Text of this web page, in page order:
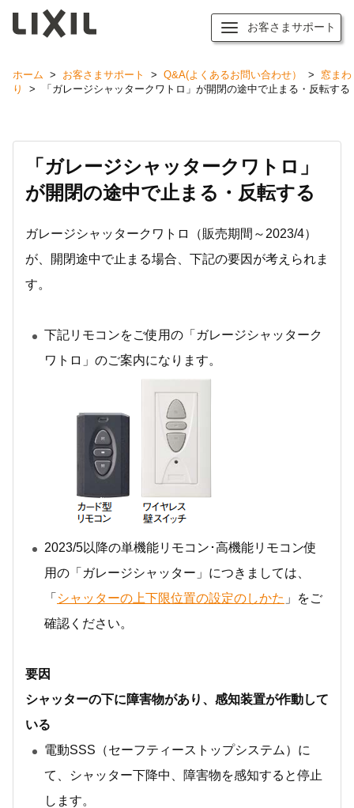
お客さまサポート
ホーム > お客さまサポート > Q&A(よくあるお問い合わせ） >
窓まわ
り
> 「ガレージシャッタークワトロ」が開閉の途中で止まる・反転する
「ガレージシャッタークワトロ」
が開閉の途中で止まる・反転する
ガレージシャッタークワトロ（販売期間～2023/4）
が、開閉途中で止まる場合、下記の要因が考えられま
す。
下記リモコンをご使用の「ガレージシャッターク
ワトロ」のご案内になります。
2023/5以降の単機能リモコン･高機能リモコン使
用の「ガレージシャッター」につきましては、
「 シャッターの上下限位置の設定のしかた 」をご
確認ください。
要因
シャッターの下に障害物があり、感知装置が作動して
いる
電動SSS（セーフティーストップシステム）に
て、シャッター下降中、障害物を感知すると停止
します。